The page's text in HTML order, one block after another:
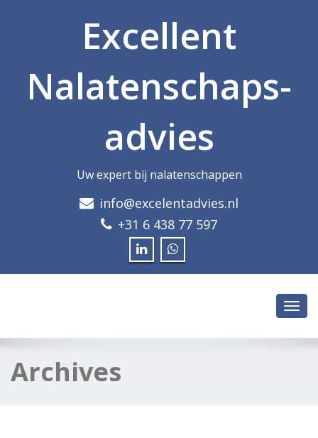
Excellent
Nalatenschap­s­
advies
Uw expert bij nalatenschappen
info@excelentadvies.nl
+31 6 438 77 597
Archives